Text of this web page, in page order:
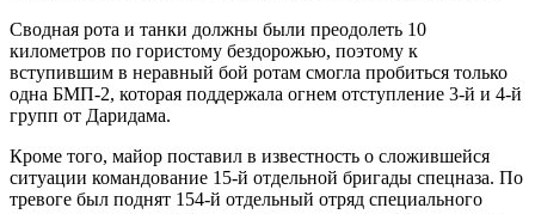
Сводная рота и танки должны были преодолеть 10
километров по гористому бездорожью, поэтому к
вступившим в неравный бой ротам смогла пробиться только
одна БМП-2, которая поддержала огнем отступление 3-й и 4-й
групп от Даридама.
Кроме того, майор поставил в известность о сложившейся
ситуации командование 15-й отдельной бригады спецназа. По
тревоге был поднят 154-й отдельный отряд специального